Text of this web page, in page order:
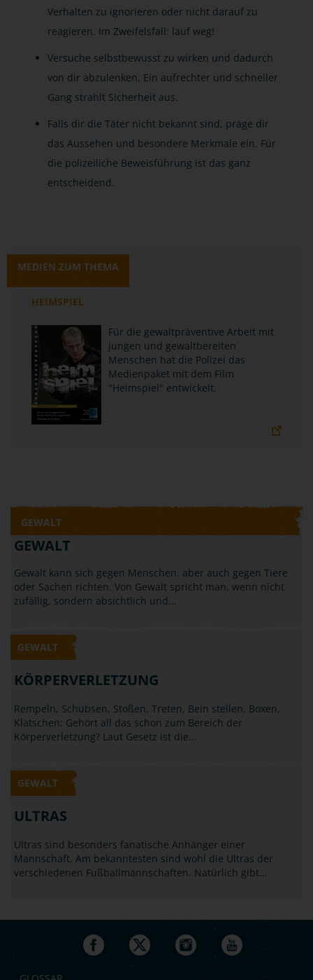
Verhalten zu ignorieren oder nicht darauf zu
reagieren. Im Zweifelsfall: lauf weg!
Versuche selbstbewusst zu wirken und dadurch
von dir abzulenken. Ein aufrechter und schneller
Gang strahlt Sicherheit aus.
Falls dir die Täter nicht bekannt sind, präge dir
das Aussehen und besondere Merkmale ein. Für
die polizeiliche Beweisführung ist das ganz
entscheidend.
MEDIEN ZUM THEMA
HEIMSPIEL
Für die gewaltpräventive Arbeit mit
jungen und gewaltbereiten
Menschen hat die Polizei das
Medienpaket mit dem Film
"Heimspiel" entwickelt.
GEWALT
GEWALT
Gewalt kann sich gegen Menschen, aber auch gegen Tiere
oder Sachen richten. Von Gewalt spricht man, wenn nicht
zufällig, sondern absichtlich und…
GEWALT
KÖRPERVERLETZUNG
Rempeln, Schubsen, Stoßen, Treten, Bein stellen, Boxen,
Klatschen: Gehört all das schon zum Bereich der
Körperverletzung? Laut Gesetz ist die…
GEWALT
ULTRAS
Ultras sind besonders fanatische Anhänger einer
Mannschaft. Am bekanntesten sind wohl die Ultras der
verschiedenen Fußballmannschaften. Natürlich gibt…